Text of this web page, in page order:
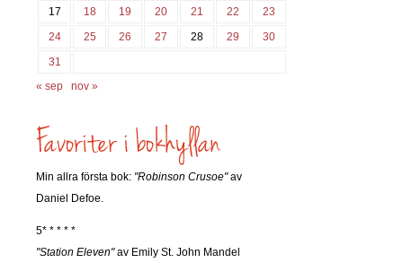
17
18 19 20 21 22
23
24
25 26 27 28 29
30
31
« sep
nov »
Min allra första bok: "Robinson Crusoe"av
Daniel Defoe.
5* * * * *
"Station Eleven"av Emily St. John Mandel